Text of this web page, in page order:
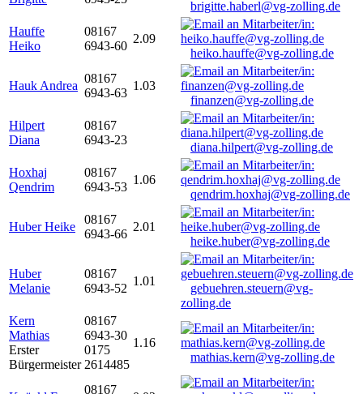
brigitte.haberl@vg-zolling.de
Hauffe
Heiko
08167
6943-60
2.09
heiko.hauffe@vg-zolling.de
Hauk Andrea
08167
6943-63
1.03
finanzen@vg-zolling.de
Hilpert
Diana
08167
6943-23
diana.hilpert@vg-zolling.de
Hoxhaj
Qendrim
08167
6943-53
1.06
qendrim.hoxhaj@vg-zolling.de
Huber Heike
08167
6943-66
2.01
heike.huber@vg-zolling.de
Huber
Melanie
08167
6943-52
1.01
gebuehren.steuern@vg-
zolling.de
Kern
Mathias
Erster
Bürgermeister
08167
6943-30
0175
2614485
1.16
mathias.kern@vg-zolling.de
08167